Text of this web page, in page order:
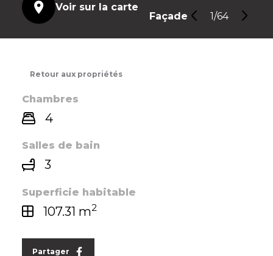
Voir sur la carte
Façade
1/64
Retour aux propriétés
Chambres
4
Salles de bain
3
Superficie habitable
107.31 m2
Partager